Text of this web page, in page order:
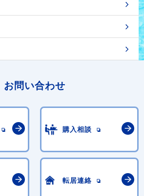
お問い合わせ
購入相談
転居連絡